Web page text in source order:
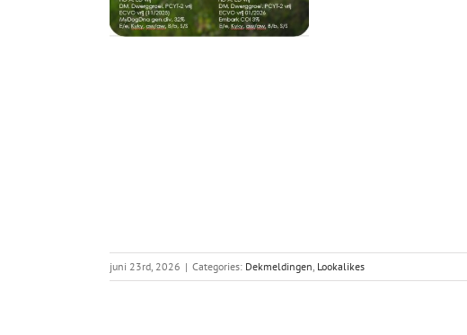
juni 23rd, 2026 | Categories: Dekmeldingen Lookalikes